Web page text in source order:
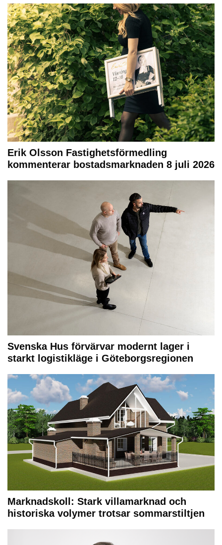
Erik Olsson Fastighetsförmedling
kommenterar bostadsmarknaden 8 juli 2026
Svenska Hus förvärvar modernt lager i
starkt logistikläge i Göteborgsregionen
Marknadskoll: Stark villamarknad och
historiska volymer trotsar sommarstiltjen